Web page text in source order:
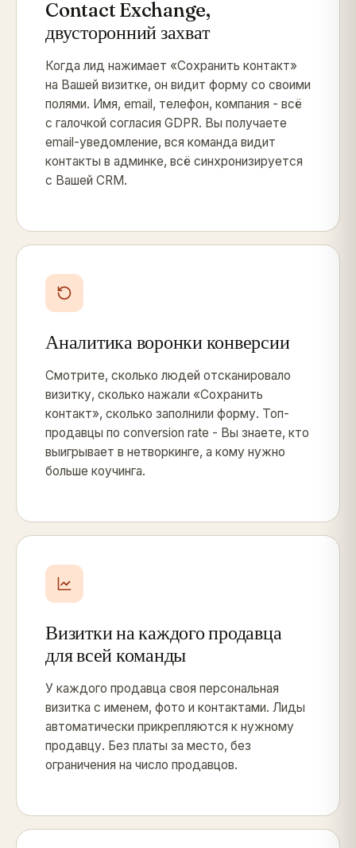
Contact Exchange,
двусторонний захват
Когда лид нажимает «Сохранить контакт»
на Вашей визитке, он видит форму со своими
полями. Имя, email, телефон, компания - всё
с галочкой согласия GDPR. Вы получаете
email-уведомление, вся команда видит
контакты в админке, всё синхронизируется
с Вашей CRM.
Аналитика воронки конверсии
Смотрите, сколько людей отсканировало
визитку, сколько нажали «Сохранить
контакт», сколько заполнили форму. Топ-
продавцы по conversion rate - Вы знаете, кто
выигрывает в нетворкинге, а кому нужно
больше коучинга.
Визитки на каждого продавца
для всей команды
У каждого продавца своя персональная
визитка с именем, фото и контактами. Лиды
автоматически прикрепляются к нужному
продавцу. Без платы за место, без
ограничения на число продавцов.